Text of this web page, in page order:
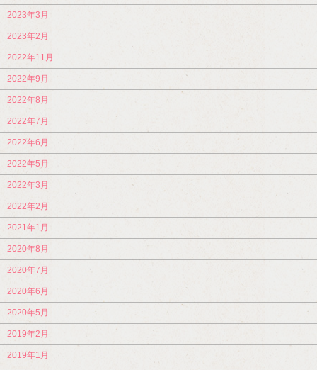
2023年3月
2023年2月
2022年11月
2022年9月
2022年8月
2022年7月
2022年6月
2022年5月
2022年3月
2022年2月
2021年1月
2020年8月
2020年7月
2020年6月
2020年5月
2019年2月
2019年1月